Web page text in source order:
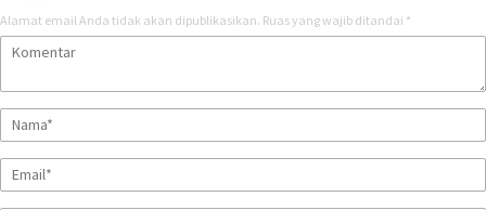
Alamat email Anda tidak akan dipublikasikan. Ruas yang wajib ditandai *